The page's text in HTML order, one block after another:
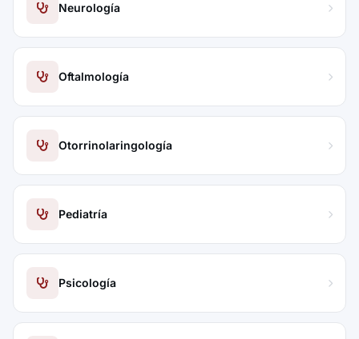
Neurología
Oftalmología
Otorrinolaringología
Pediatría
Psicología